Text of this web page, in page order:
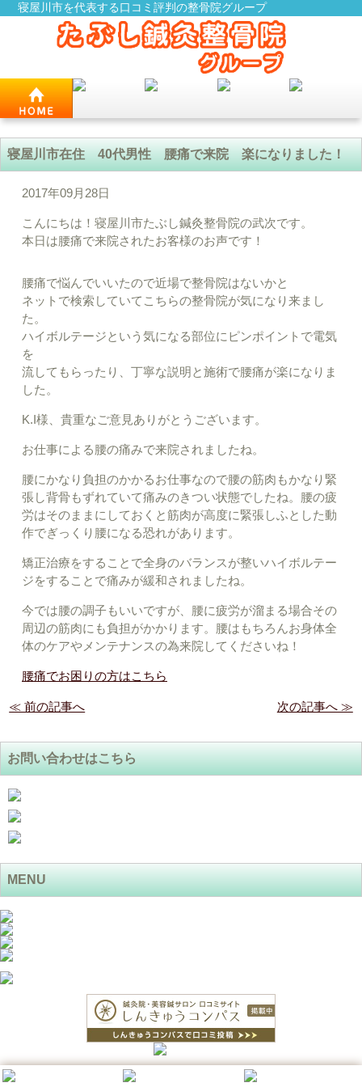
寝屋川市を代表する口コミ評判の整骨院グループ
寝屋川市在住 40代男性 腰痛で来院 楽になりました！
2017年09月28日
こんにちは！寝屋川市たぶし鍼灸整骨院の武次です。
本日は腰痛で来院されたお客様のお声です！
腰痛で悩んでいいたので近場で整骨院はないかと
ネットで検索していてこちらの整骨院が気になり来まし
た。
ハイボルテージという気になる部位にピンポイントで電気
を
流してもらったり、丁寧な説明と施術で腰痛が楽になりま
した。
K.I様、貴重なご意見ありがとうございます。
お仕事による腰の痛みで来院されましたね。
腰にかなり負担のかかるお仕事なので腰の筋肉もかなり緊
張し背骨もずれていて痛みのきつい状態でしたね。腰の疲
労はそのままにしておくと筋肉が高度に緊張しふとした動
作でぎっくり腰になる恐れがあります。
矯正治療をすることで全身のバランスが整いハイボルテー
ジをすることで痛みが緩和されましたね。
今では腰の調子もいいですが、腰に疲労が溜まる場合その
周辺の筋肉にも負担がかかります。腰はもちろんお身体全
体のケアやメンテナンスの為来院してくださいね！
腰痛でお困りの方はこちら
≪ 前の記事へ 次の記事へ ≫
お問い合わせはこちら
MENU
COPYRIGHT© たぶし整骨院 Design by PORTALS